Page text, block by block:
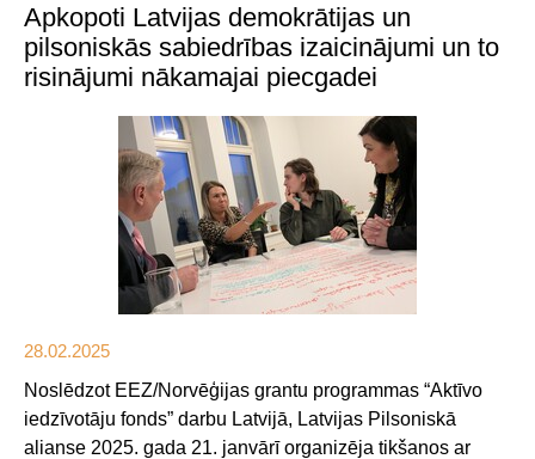
Apkopoti Latvijas demokrātijas un
pilsoniskās sabiedrības izaicinājumi un to
risinājumi nākamajai piecgadei
28.02.2025
Noslēdzot EEZ/Norvēģijas grantu programmas “Aktīvo
iedzīvotāju fonds” darbu Latvijā, Latvijas Pilsoniskā
alianse 2025. gada 21. janvārī organizēja tikšanos ar